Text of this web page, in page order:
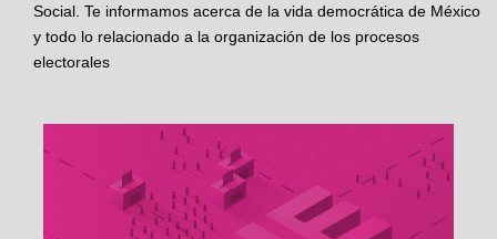
Social. Te informamos acerca de la vida democrática de México
y todo lo relacionado a la organización de los procesos
electorales